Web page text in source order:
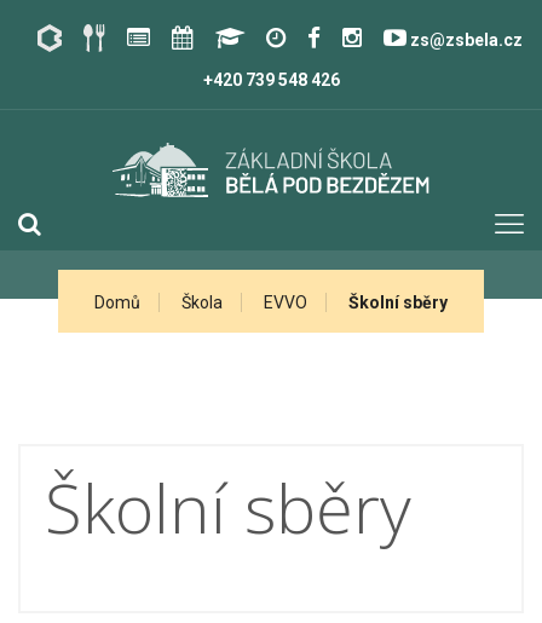
zs@zsbela.cz
+420 739 548 426
Domů Škola EVVO Školní sběry
Školní sběry